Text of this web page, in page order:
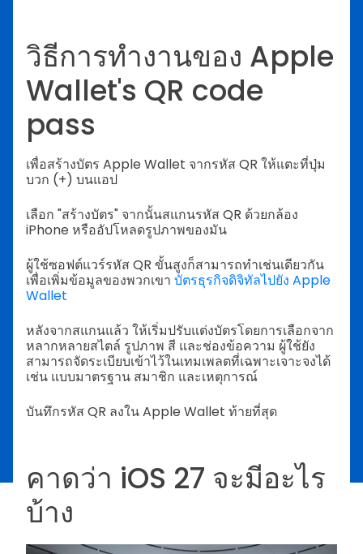
วิธีการทำงานของ Apple
Wallet's QR code
pass
เพื่อสร้างบัตร Apple Wallet จากรหัส QR ให้แตะที่ปุ่ม
บวก (+) บนแอป
เลือก "สร้างบัตร" จากนั้นสแกนรหัส QR ด้วยกล้อง
iPhone หรืออัปโหลดรูปภาพของมัน
ผู้ใช้ซอฟต์แวร์รหัส QR ขั้นสูงก็สามารถทำเช่นเดียวกัน
เพื่อเพิ่มข้อมูลของพวกเขา บัตรธุรกิจดิจิทัลไปยัง Apple
Wallet
หลังจากสแกนแล้ว ให้เริ่มปรับแต่งบัตรโดยการเลือกจาก
หลากหลายสไตล์ รูปภาพ สี และช่องข้อความ ผู้ใช้ยัง
สามารถจัดระเบียบเข้าไว้ในเทมเพลตที่เฉพาะเจาะจงได้
เช่น แบบมาตรฐาน สมาชิก และเหตุการณ์
บันทึกรหัส QR ลงใน Apple Wallet ท้ายที่สุด
คาดว่า iOS 27 จะมีอะไร
บ้าง